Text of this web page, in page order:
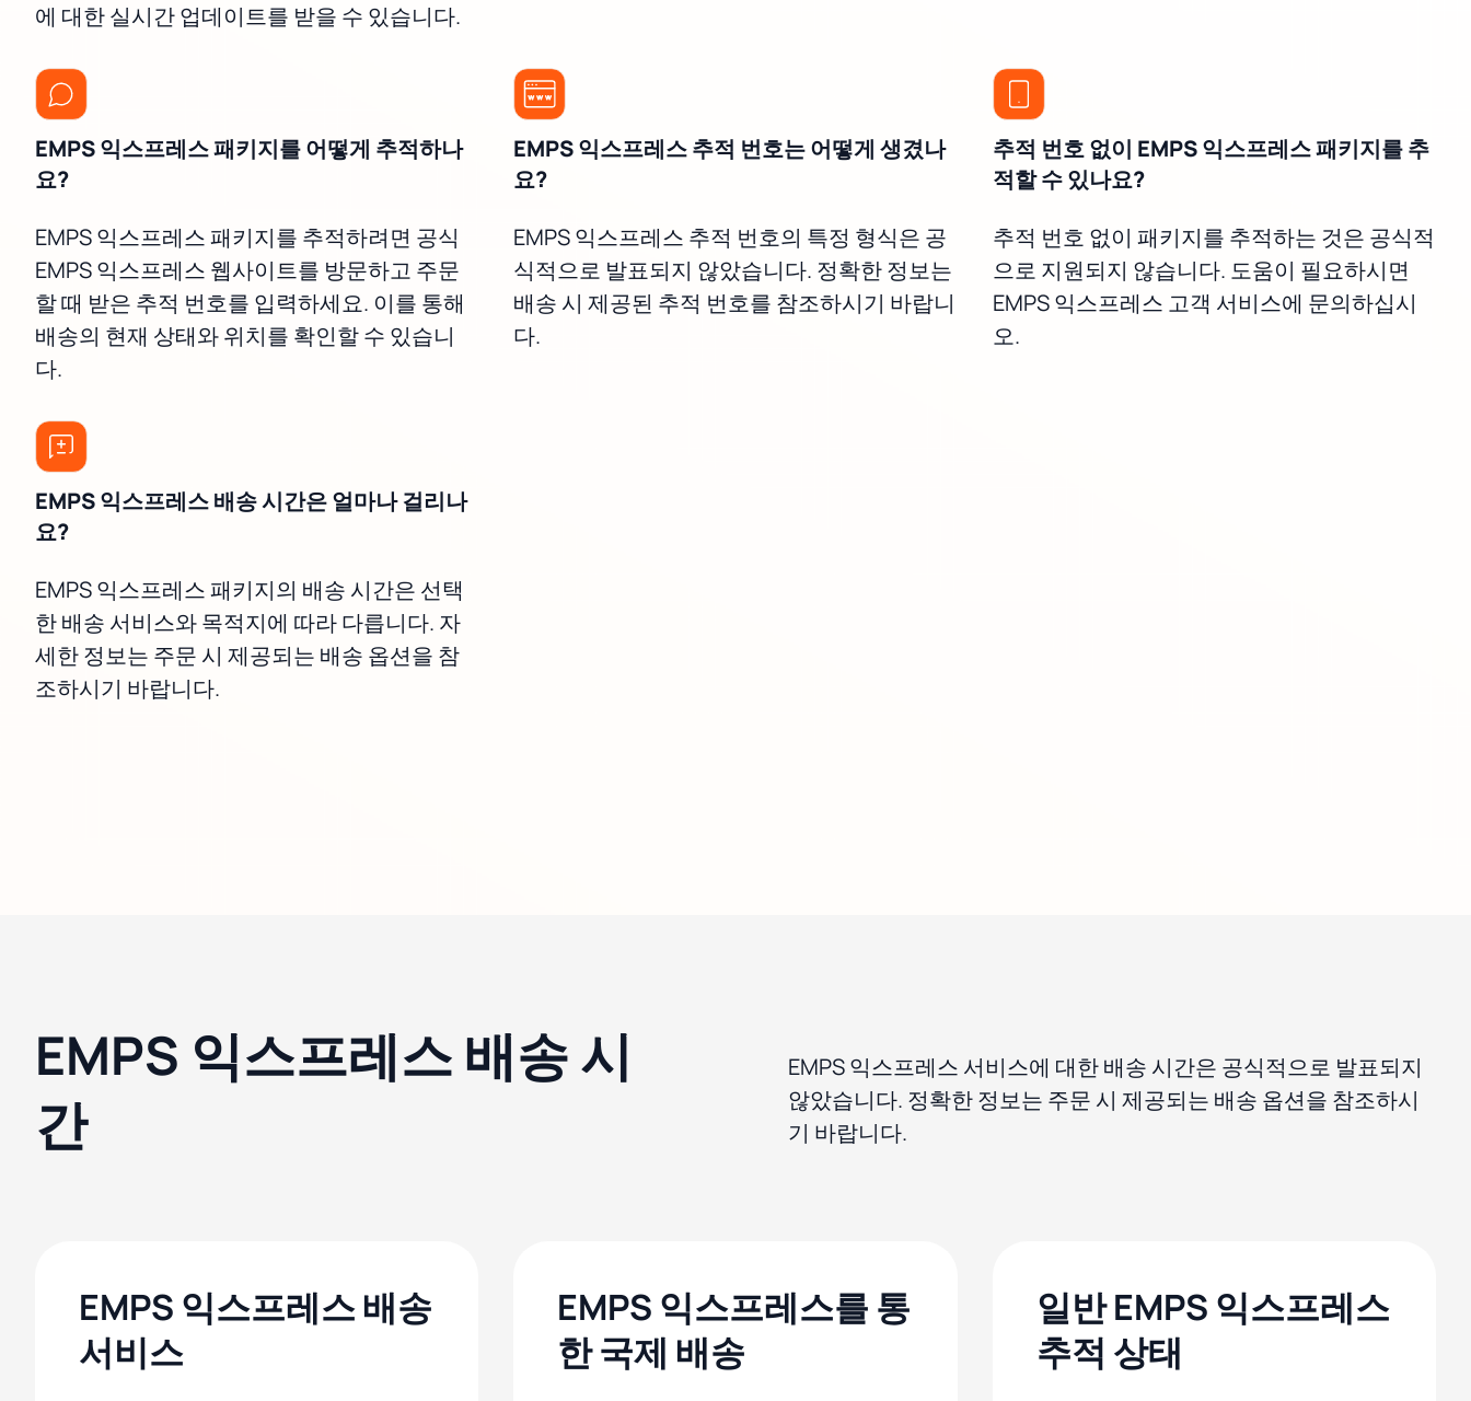
에 대한 실시간 업데이트를 받을 수 있습니다.
EMPS 익스프레스 패키지를 어떻게 추적하나
요?
EMPS 익스프레스 패키지를 추적하려면 공식
EMPS 익스프레스 웹사이트를 방문하고 주문
할 때 받은 추적 번호를 입력하세요. 이를 통해
배송의 현재 상태와 위치를 확인할 수 있습니
다.
EMPS 익스프레스 추적 번호는 어떻게 생겼나
요?
EMPS 익스프레스 추적 번호의 특정 형식은 공
식적으로 발표되지 않았습니다. 정확한 정보는
배송 시 제공된 추적 번호를 참조하시기 바랍니
다.
추적 번호 없이 EMPS 익스프레스 패키지를 추
적할 수 있나요?
추적 번호 없이 패키지를 추적하는 것은 공식적
으로 지원되지 않습니다. 도움이 필요하시면
EMPS 익스프레스 고객 서비스에 문의하십시
오.
EMPS 익스프레스 배송 시간은 얼마나 걸리나
요?
EMPS 익스프레스 패키지의 배송 시간은 선택
한 배송 서비스와 목적지에 따라 다릅니다. 자
세한 정보는 주문 시 제공되는 배송 옵션을 참
조하시기 바랍니다.
EMPS 익스프레스 배송 시
간
EMPS 익스프레스 서비스에 대한 배송 시간은 공식적으로 발표되지
않았습니다. 정확한 정보는 주문 시 제공되는 배송 옵션을 참조하시
기 바랍니다.
EMPS 익스프레스 배송
서비스
EMPS 익스프레스를 통
한 국제 배송
일반 EMPS 익스프레스
추적 상태